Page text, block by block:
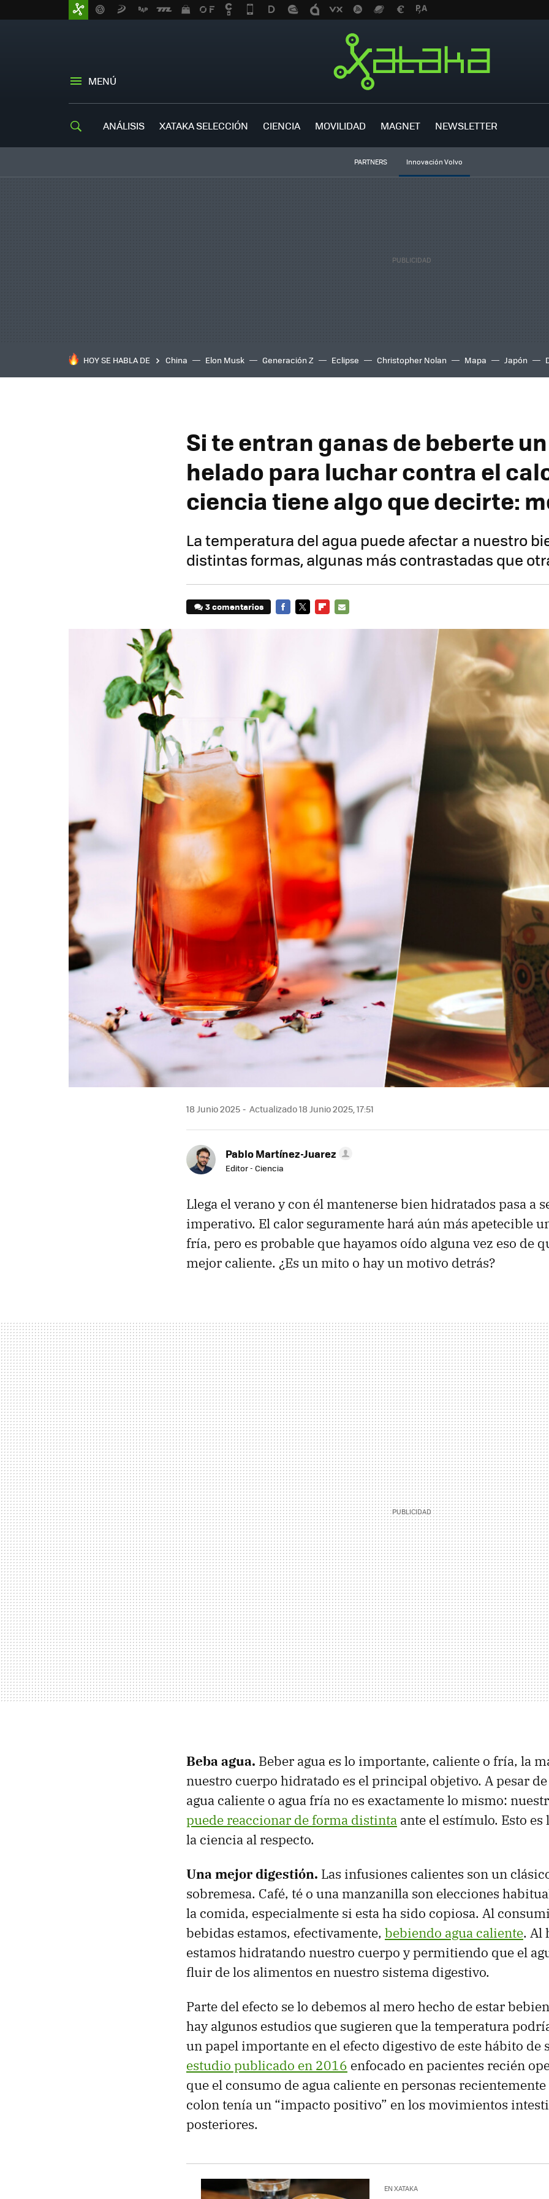
MENÚ
ANÁLISIS XATAKA SELECCIÓN CIENCIA MOVILIDAD MAGNET NEWSLETTER
PARTNERS Innovación Volvo
HOY SE HABLA DE China Elon Musk Generación Z Eclipse Christopher Nolan Mapa Japón
Si te entran ganas de beberte
helado para luchar contra el
ciencia tiene algo que decirte:
La temperatura del agua puede afectar a nuestro
distintas formas, algunas más contrastadas que
3 comentarios
18 Junio 2025 Actualizado 18 Junio 2025, 17:51
Pablo Martínez-Juarez
Editor - Ciencia
Llega el verano y con él mantenerse bien hidratados pasa a
imperativo. El calor seguramente hará aún más apetecible
fría, pero es probable que hayamos oído alguna vez eso de
mejor caliente. ¿Es un mito o hay un motivo detrás?
Beba agua. Beber agua es lo importante, caliente o fría, la
nuestro cuerpo hidratado es el principal objetivo. A pesar
agua caliente o agua fría no es exactamente lo mismo:
puede reaccionar de forma distinta ante el estímulo. Esto
la ciencia al respecto.
Una mejor digestión. Las infusiones calientes son un
sobremesa. Café, té o una manzanilla son elecciones
la comida, especialmente si esta ha sido copiosa. Al
bebidas estamos, efectivamente, bebiendo agua caliente. Al
estamos hidratando nuestro cuerpo y permitiendo que el
fluir de los alimentos en nuestro sistema digestivo.
Parte del efecto se lo debemos al mero hecho de estar
hay algunos estudios que sugieren que la temperatura
un papel importante en el efecto digestivo de este hábito de
estudio publicado en 2016 enfocado en pacientes recién
que el consumo de agua caliente en personas
colon tenía un “impacto positivo” en los movimientos
posteriores.
EN XATAKA